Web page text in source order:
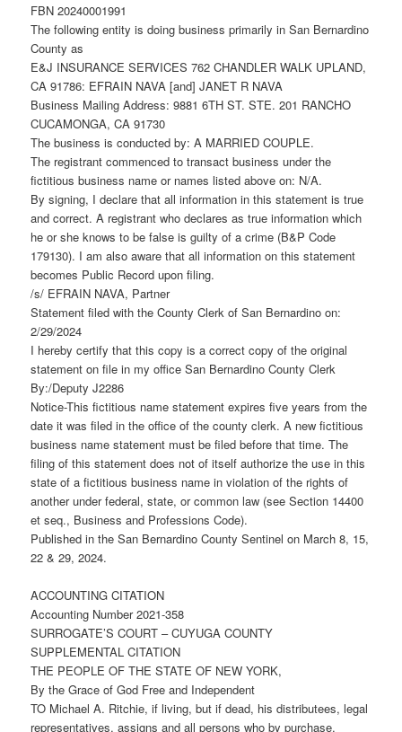
FBN 20240001991
The following entity is doing business primarily in San Bernardino
County as
E&J INSURANCE SERVICES 762 CHANDLER WALK UPLAND,
CA 91786: EFRAIN NAVA [and] JANET R NAVA
Business Mailing Address: 9881 6TH ST. STE. 201 RANCHO
CUCAMONGA, CA 91730
The business is conducted by: A MARRIED COUPLE.
The registrant commenced to transact business under the
fictitious business name or names listed above on: N/A.
By signing, I declare that all information in this statement is true
and correct. A registrant who declares as true information which
he or she knows to be false is guilty of a crime (B&P Code
179130). I am also aware that all information on this statement
becomes Public Record upon filing.
/s/ EFRAIN NAVA, Partner
Statement filed with the County Clerk of San Bernardino on:
2/29/2024
I hereby certify that this copy is a correct copy of the original
statement on file in my office San Bernardino County Clerk
By:/Deputy J2286
Notice-This fictitious name statement expires five years from the
date it was filed in the office of the county clerk. A new fictitious
business name statement must be filed before that time. The
filing of this statement does not of itself authorize the use in this
state of a fictitious business name in violation of the rights of
another under federal, state, or common law (see Section 14400
et seq., Business and Professions Code).
Published in the San Bernardino County Sentinel on March 8, 15,
22 & 29, 2024.
ACCOUNTING CITATION
Accounting Number 2021-358
SURROGATE’S COURT – CUYUGA COUNTY
SUPPLEMENTAL CITATION
THE PEOPLE OF THE STATE OF NEW YORK,
By the Grace of God Free and Independent
TO Michael A. Ritchie, if living, but if dead, his distributees, legal
representatives, assigns and all persons who by purchase,